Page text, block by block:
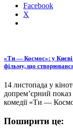
Facebook
X
«Ти — Космос»: у Києві
фільму, що
14 листопада у
допремʼєрний показ
комедії «Ти —
Поширити це: